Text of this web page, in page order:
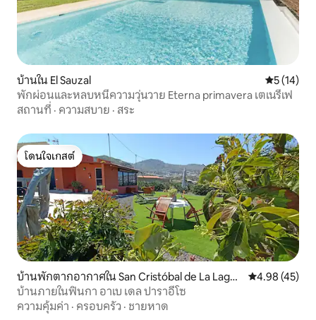
ในกรณีที่การเข้าพักของคุณเกิน 7 วัน สวน
ส่วนตัว ผ่านประตูคุณมีพื้นที่ส่วนตัวและ
พิเศษมองเห็นสวนที่น่ารื่นรมย์ที่ล้อมรอบ
ที่พักทั้งหลังพร้อมพื้นที่พักผ่อนสำหรับการ
พักผ่อนที่คุณสามารถอาบแดดหรือดื่ม
เพลิดเพลินกับการอ่านหนังสือ ในพื้นที่เหล่า
นี้คุณมีฝักบัวอาบน้ำกลางแจ้งเพื่อคลาย
ร้อนรายล้อมไปด้วยต้นไม้เขียวขจี
หนังสือ เพนท์เฮาส์มี Wi-Fi ครอบคลุมทั่ว
บ้านและพื้นที่การศึกษาหรือพื้นที่ทำงานมี
แสงธรรมชาติที่มีวิวสวนที่ไม่มีใครเทียบได้
ผ่านหน้าต่างหนังสือในภาษาสเปนและ
นิตยสารหากคุณต้องการเรียนรู้หรืออ่าน
ภาษาของเราหรือเพียงแค่สนุกกับการอ่าน
พักผ่อนเตียง XL และสุดท้ายที่สำคัญที่สุด
คือคุณจะได้พักผ่อนบนเตียงที่มีที่นอน
คุณภาพสูงขนาด 1.60 เมตรมีขนาดใหญ่
พอที่จะนอนหลับได้อย่างสงบจนถึงวันถัด
ไป คุณมีไฟอ่านหนังสืออิสระและตู้เสื้อผ้า
เพื่อเก็บเสื้อผ้ารองเท้าหรืออะไรก็ตามที่คุณ
พิจารณาสัมภาระ สำหรับส่วนที่เหลือ
เพลิดเพลินกับการเข้าพักของคุณในสถานที่
บ้านใน El Sauzal คะแนนเฉลี่
5 (14)
พักผ่อนและหลบหนีความวุ่นวาย Eterna primavera เตเนรีเฟ
สถานที่ · ความสบาย · สระ
โดนใจเกสต์
โดนใจเกสต์
บ้านพักตากอากาศใน San Cristóbal de La Lagun
a
คะแนนเฉลี่ย
4.98 (45)
บ้านภายในฟินกา อาเบ เดล ปาราอีโซ
ความคุ้มค่า · ครอบครัว · ชายหาด